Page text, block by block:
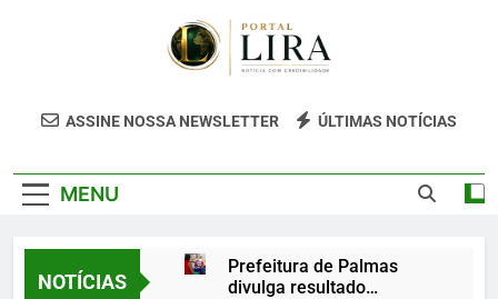
Portal Lira
Portal Lira É Um Site Informativo
Clareza, Responsabilidade E Uma Boa
ASSINE NOSSA NEWSLETTER ÚLTIMAS NOTÍCIAS
MENU
NOTÍCIAS
Prefeitura de Palmas
divulga resultado